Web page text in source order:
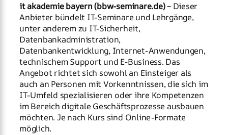
it akademie bayern (bbw-seminare.de)– Dieser
Anbieter bündelt IT-Seminare und Lehrgänge,
unter anderem zu IT-Sicherheit,
Datenbankadministration,
Datenbankentwicklung, Internet-Anwendungen,
technischem Support und E-Business. Das
Angebot richtet sich sowohl an Einsteiger als
auch an Personen mit Vorkenntnissen, die sich im
IT-Umfeld spezialisieren oder ihre Kompetenzen
im Bereich digitale Geschäftsprozesse ausbauen
möchten. Je nach Kurs sind Online-Formate
möglich.